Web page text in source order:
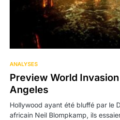
ANALYSES
Preview World
Angeles
Hollywood ayant été bluffé par le
africain Neil Blompkamp, ils